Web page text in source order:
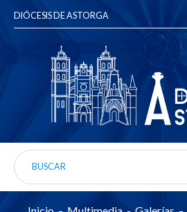
DIÓCESIS DE ASTORGA